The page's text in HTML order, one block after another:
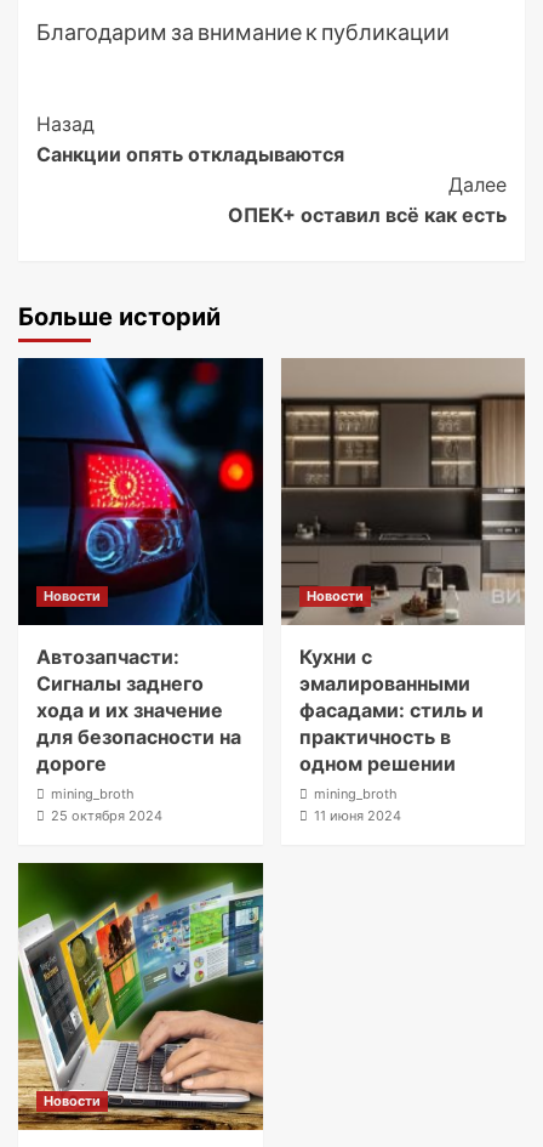
Благодарим за внимание к публикации
Post
Navigation
Назад
Санкции опять откладываются
Далее
ОПЕК+ оставил всё как есть
Больше историй
Новости
Автозапчасти:
Сигналы заднего
хода и их значение
для безопасности на
дороге
mining_broth
25 октября 2024
Новости
Кухни с
эмалированными
фасадами: стиль и
практичность в
одном решении
mining_broth
11 июня 2024
Новости